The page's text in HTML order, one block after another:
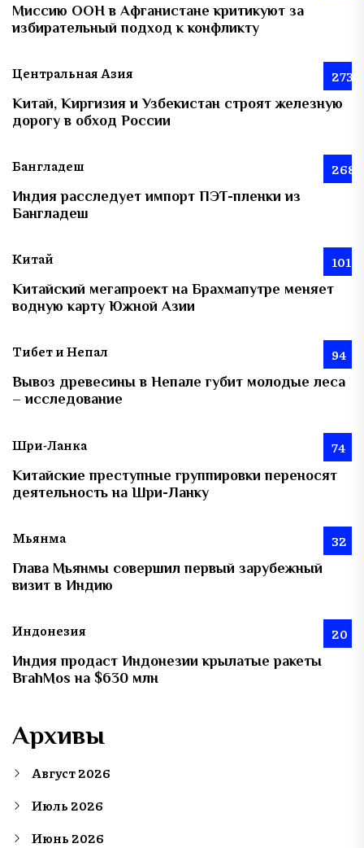
Миссию ООН в Афганистане критикуют за
избирательный подход к конфликту
Центральная Азия 273
Китай, Киргизия и Узбекистан строят железную
дорогу в обход России
Бангладеш 268
Индия расследует импорт ПЭТ-пленки из
Бангладеш
Китай 101
Китайский мегапроект на Брахмапутре меняет
водную карту Южной Азии
Тибет и Непал 94
Вывоз древесины в Непале губит молодые леса
– исследование
Шри-Ланка 74
Китайские преступные группировки переносят
деятельность на Шри-Ланку
Мьянма 32
Глава Мьянмы совершил первый зарубежный
визит в Индию
Индонезия 20
Индия продаст Индонезии крылатые ракеты
BrahMos на $630 млн
Архивы
Август 2026
Июль 2026
Июнь 2026